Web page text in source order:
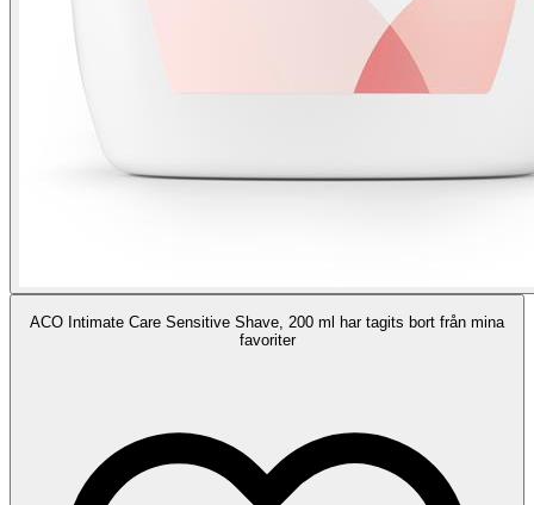
ACO Intimate Care Sensitive Shave, 200 ml har tagits bort från mina
favoriter